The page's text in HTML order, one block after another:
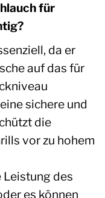
für
da er
auf das für
sichere und
die
vor zu hohem
des
es können